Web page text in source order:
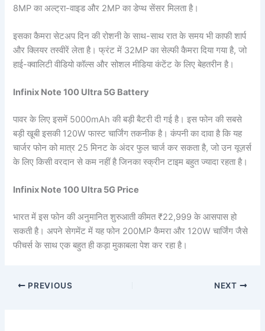
8MP का अल्ट्रा-वाइड और 2MP का डेप्थ सेंसर मिलता है।
इसका कैमरा सेटअप दिन की रोशनी के साथ-साथ रात के समय भी काफी शार्प
और क्लियर तस्वीरें लेता है। फ्रंट में 32MP का सेल्फी कैमरा दिया गया है, जो
हाई-क्वालिटी वीडियो कॉल्स और सोशल मीडिया कंटेंट के लिए बेहतरीन है।
Infinix Note 100 Ultra 5G Battery
पावर के लिए इसमें 5000mAh की बड़ी बैटरी दी गई है। इस फोन की सबसे
बड़ी खूबी इसकी 120W फास्ट चार्जिंग तकनीक है। कंपनी का दावा है कि यह
चार्जर फोन को मात्र 25 मिनट के अंदर फुल चार्ज कर सकता है, जो उन यूज़र्स
के लिए किसी वरदान से कम नहीं है जिनका स्क्रीन टाइम बहुत ज्यादा रहता है।
Infinix Note 100 Ultra 5G Price
भारत में इस फोन की अनुमानित शुरुआती कीमत ₹22,999 के आसपास हो
सकती है। अपने सेगमेंट में यह फोन 200MP कैमरा और 120W चार्जिंग जैसे
फीचर्स के साथ एक बहुत ही कड़ा मुकाबला पेश कर रहा है।
PREVIOUS NEXT